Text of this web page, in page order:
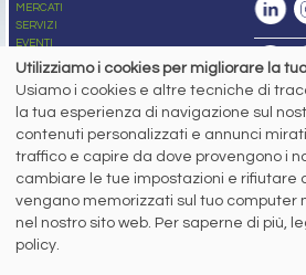
MERCATI
SERVIZI
EVENTI
ABBONAMENTI
NEWSLETTER
Capitale Sociale: 190.000€ interamente versato
Registro delle Imprese di Brescia
Codice Fiscale e Partita I.V.A.:IT03562320170
R.E.A. n. 419331
www.siderweb.com: Autorizzazione del Tribunale
marzo 2004, Iscrizione al R.O.C. n. 26116.
Direttrice Responsabile:
Elisa Bonomelli
Utilizziamo i cookies per migliorare la
Usiamo i cookies e altre tecniche di
la tua esperienza di navigazione sul
contenuti personalizzati e annunci
traffico e capire da dove provengono i
cambiare le tue impostazioni e rifiutare
vengano memorizzati sul tuo computer
nel nostro sito web. Per saperne di più,
policy.